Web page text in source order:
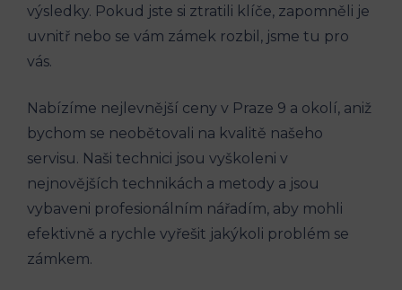
výsledky. Pokud jste si ztratili klíče, zapomněli je
uvnitř nebo se vám zámek rozbil, jsme tu pro
vás.
Nabízíme nejlevnější ceny v Praze 9 a okolí, aniž
bychom se neobětovali na kvalitě našeho
servisu. Naši technici jsou vyškoleni v
nejnovějších technikách a metody a jsou
vybaveni profesionálním nářadím, aby mohli
efektivně a rychle vyřešit jakýkoli problém se
zámkem.